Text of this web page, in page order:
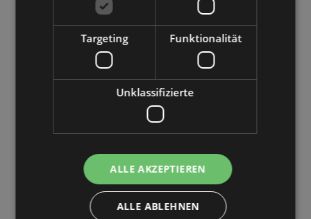
Targeting Funktionalität
Unklassifizierte
ALLE AKZEPTIEREN
ALLE ABLEHNEN